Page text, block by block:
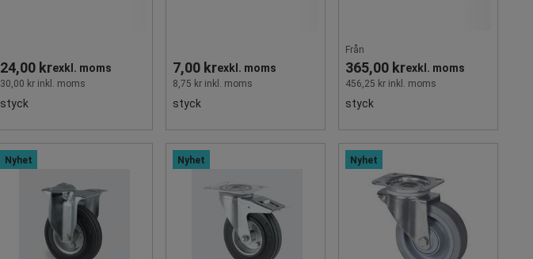
24,00 krexkl. moms
30,00 kr inkl. moms
styck
7,00 krexkl. moms
8,75 kr inkl. moms
styck
Från
365,00 krexkl. moms
456,25 kr inkl. moms
styck
Nyhet Nyhet Nyhet